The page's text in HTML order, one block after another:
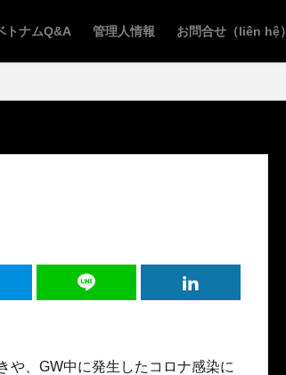
トナムQ&A 管理人情報 お問合せ（liên hệ）
や、GW中に発生したコロナ感染に